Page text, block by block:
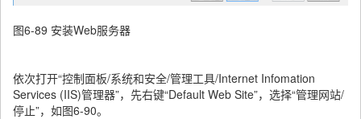
图6-89 安装Web服务器
依次打开“控制面板/系统和安全/管理工具/Internet Infomation
Services (IIS)管理器”，先右键“Default Web Site”，选择“管理网站/
停止”，如图6-90。